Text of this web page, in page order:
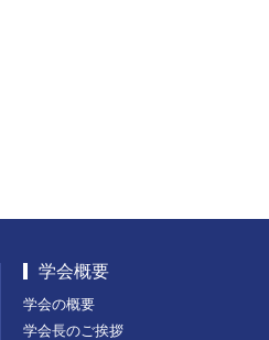
学会概要
学会の概要
学会長のご挨拶